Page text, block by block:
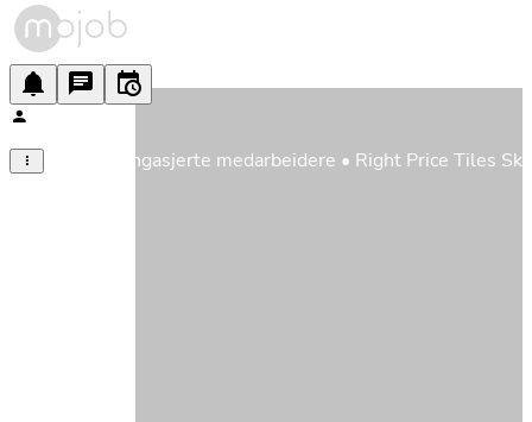
Vi søker engasjerte medarbeidere • Right Price Tiles